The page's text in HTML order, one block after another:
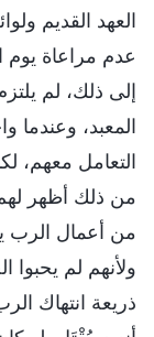
العهد القديم
عدم مراعاة
إلى ذلك، لم
المعبد، وعندما
التعامل معهم،
من ذلك أظهر
من أعمال الرب
ولأنهم لم يحبوا
ذريعة انتهاك